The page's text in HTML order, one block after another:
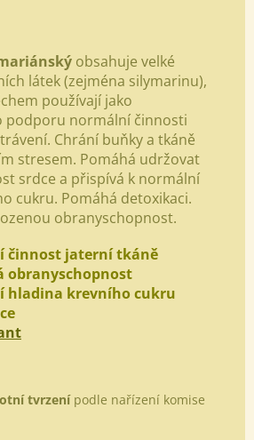
obsahuje velké
látek (zejména silymarinu),
používají jako
podporu normální činnosti
Chrání buňky a tkáně
stresem. Pomáhá udržovat
srdce a přispívá k normální
cukru. Pomáhá detoxikaci.
obranyschopnost.
činnost jaterní tkáně
obranyschopnost
hladina krevního cukru
tvrzenípodle nařízení komise